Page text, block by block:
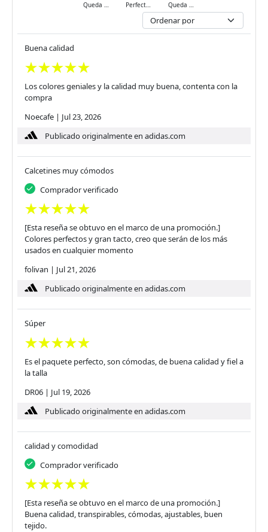
Queda ajustado Perfecto Queda holgado
Buena calidad
Los colores geniales y la calidad muy buena, contenta con la
compra
Noecafe | Jul 23, 2026
Publicado originalmente en adidas.com
Calcetines muy cómodos
Comprador verificado
[Esta reseña se obtuvo en el marco de una promoción.]
Colores perfectos y gran tacto, creo que serán de los más
usados en cualquier momento
folivan | Jul 21, 2026
Publicado originalmente en adidas.com
Súper
Es el paquete perfecto, son cómodas, de buena calidad y fiel a
la talla
DR06 | Jul 19, 2026
Publicado originalmente en adidas.com
calidad y comodidad
Comprador verificado
[Esta reseña se obtuvo en el marco de una promoción.]
Buena calidad, transpirables, cómodas, ajustables, buen
tejido.